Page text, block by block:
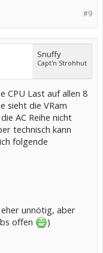
#9
Snuffy
Capt'n Strohhut
CPU Last auf allen 8
sieht die VRam
AC Reihe nicht
technisch kann
folgende
unnötig, aber
offen
)